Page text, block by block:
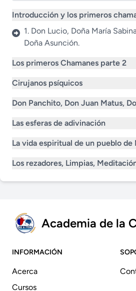
Introducción y los primeros
1. Don Lucio, Doña María
Doña Asunción.
Los primeros Chamanes parte 2
Cirujanos psíquicos
Don Panchito, Don Juan Matus,
Las esferas de adivinación
La vida espiritual de un pueblo de
Los rezadores, Limpias,
Academia de la
INFORMACIÓN
Acerca
Cursos